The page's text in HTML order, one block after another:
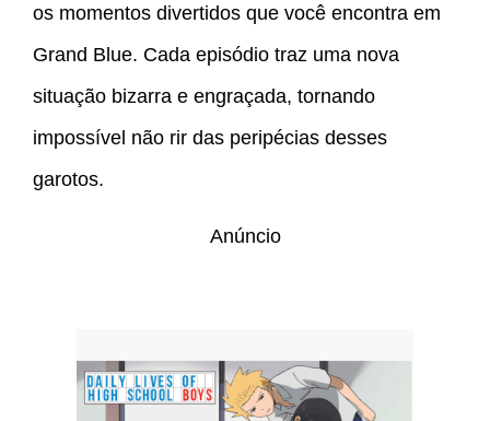
os momentos divertidos que você encontra em
Grand Blue. Cada episódio traz uma nova
situação bizarra e engraçada, tornando
impossível não rir das peripécias desses
garotos.
Anúncio